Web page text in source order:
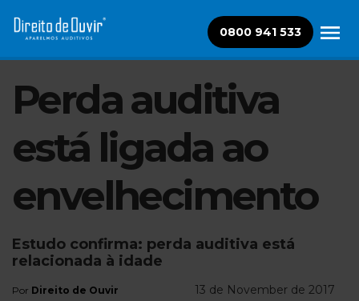
0800 941 533
Perda auditiva
está ligada ao
envelhecimento
Estudo confirma: perda auditiva está
relacionada à idade
Por Direito de Ouvir 13 de November de 2017